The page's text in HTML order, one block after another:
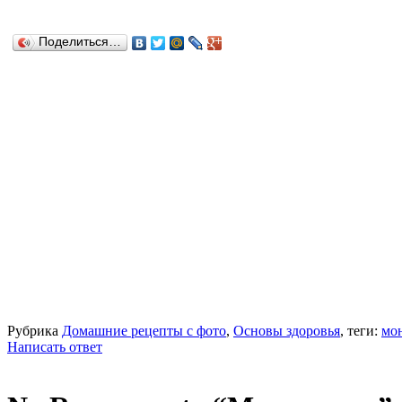
Поделиться…
Рубрика Домашние рецепты с фото, Основы здоровья, теги:
Написать ответ